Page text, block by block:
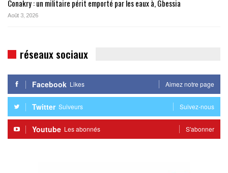
Conakry : un militaire périt emporté par les eaux à, Gbessia
Août 3, 2026
réseaux sociaux
Facebook Likes Aimez notre page
Twitter Suiveurs Suivez-nous
Youtube Les abonnés S'abonner